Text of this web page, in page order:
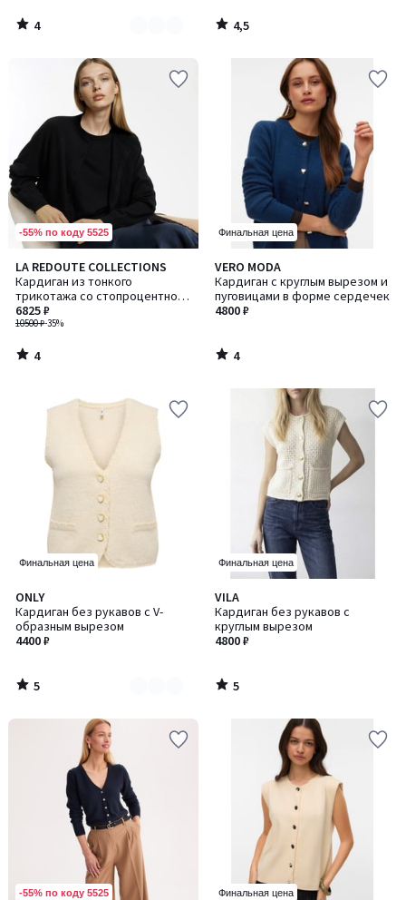
4
/
4,5
/
-55% по коду 5525
LA REDOUTE COLLECTIONS
Кардиган из тонкого
трикотажа со стопроцентной
шерстью и круглым вырезом
10500 ₽-35%
6825 ₽
4
/
5
4
/
Финальная цена
VERO MODA
Кардиган с круглым вырезом и
пуговицами в форме сердечек
4800 ₽
4
/
5
4
/
Финальная цена
ONLY
Кардиган без рукавов с V-
образным вырезом
4400 ₽
5
/
5
Количество
цветов:
2
5
/
Финальная цена
VILA
Кардиган без рукавов с
круглым вырезом
4800 ₽
5
/
5
5
/
-55% по коду 5525 Финальная цена